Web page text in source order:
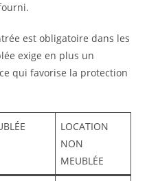
est obligatoire dans les
exige en plus un
qui favorise la protection
LOCATION
NON
MEUBLÉE